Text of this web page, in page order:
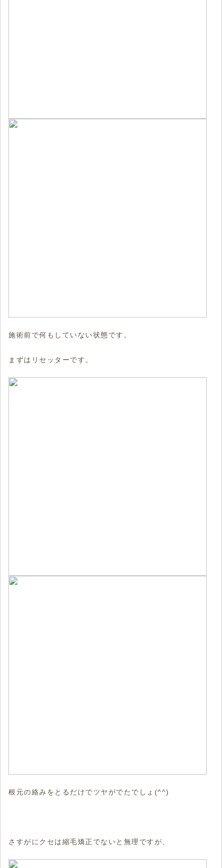
施術前で何もしていない状態です。
まずはリセッターです。
根元の絡みをとるだけでツヤがでたでしょ(^^)
さすがにクセは縮毛矯正でないと無理ですが、